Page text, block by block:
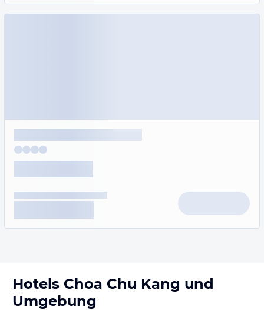
Hotels Choa Chu Kang und
Umgebung